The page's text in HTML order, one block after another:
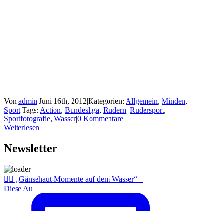
Von admin|Juni 16th, 2012|Kategorien: Allgemein, Minden,
Sport|Tags: Action, Bundesliga, Rudern, Rudersport,
Sportfotografie, Wasser|0 Kommentare
Weiterlesen
Newsletter
🚣‍♂️ „Gänsehaut-Momente auf dem Wasser“ –
Diese Au